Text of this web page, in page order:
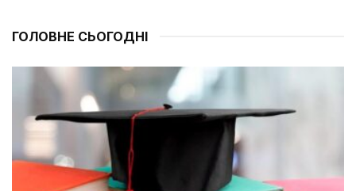
ГОЛОВНЕ СЬОГОДНІ